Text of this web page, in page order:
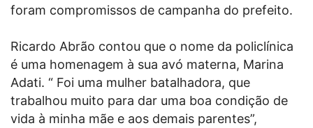
foram compromissos de campanha do prefeito.
Ricardo Abrão contou que o nome da policlínica
é uma homenagem à sua avó materna, Marina
Adati. “ Foi uma mulher batalhadora, que
trabalhou muito para dar uma boa condição de
vida à minha mãe e aos demais parentes”,